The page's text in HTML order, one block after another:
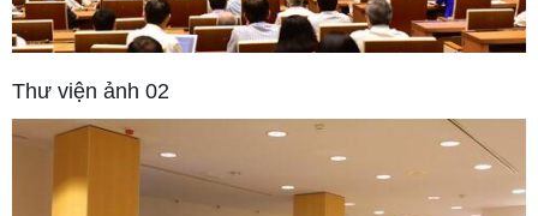
Thư viện ảnh 02